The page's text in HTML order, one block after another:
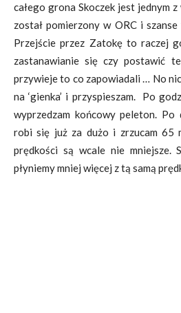
całego grona Skoczek jest jednym
został pomierzony w ORC i
Przejście przez Zatokę to raczej
zastanawianie się czy postawić
przywieje to co zapowiadali … No
na ‘gienka’ i przyspieszam. Po
wyprzedzam końcowy peleton. Po
robi się już za dużo i zrzucam 65
prędkości są wcale nie mniejsze.
płyniemy mniej więcej z tą samą